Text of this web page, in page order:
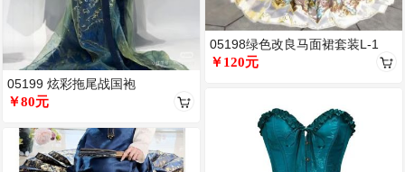
05199 炫彩拖尾战国袍
￥80元
05198绿色改良马面裙套装L-1
￥120元